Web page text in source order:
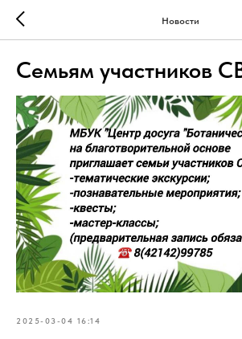
Новости
Семьям участников
2025-03-04 16:14